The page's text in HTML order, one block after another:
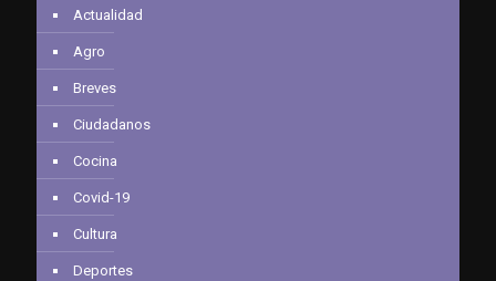
Actualidad
Agro
Breves
Ciudadanos
Cocina
Covid-19
Cultura
Deportes